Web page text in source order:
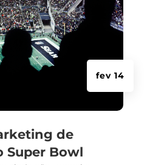
de
Super Bowl
fev 14